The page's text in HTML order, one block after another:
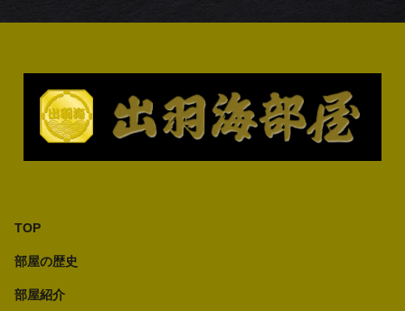
TOP
部屋の歴史
部屋紹介